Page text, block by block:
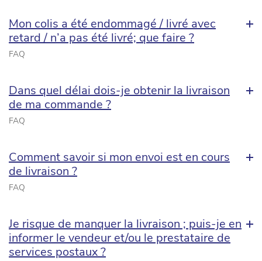
Mon colis a été endommagé / livré avec
retard / n’a pas été livré; que faire ?
FAQ
Dans quel délai dois-je obtenir la livraison
de ma commande ?
FAQ
Comment savoir si mon envoi est en cours
de livraison ?
FAQ
Je risque de manquer la livraison ; puis-je en
informer le vendeur et/ou le prestataire de
services postaux ?